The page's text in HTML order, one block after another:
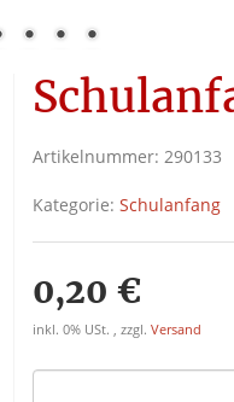
Artikelnummer: 290133
Kategorie: Schulanfang
0,20 €
inkl. 0% USt. , zzgl. Versand